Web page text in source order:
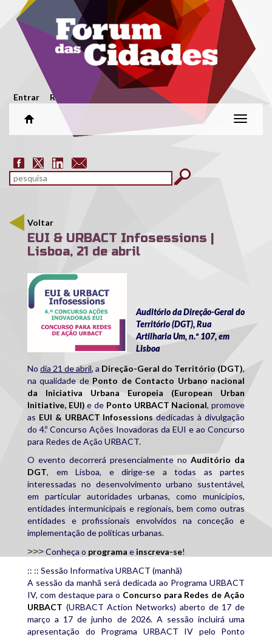
Passar para o conteúdo principal
Menu secundário
Entrar Registar
Alterar
Formulário de pesquisa
pesquisar
Voltar
EUI & URBACT Infosessions |
Lisboa, 21 de abril
eui_urbact_info.png
Auditório da Direção-Geral do
Território (DGT), Rua
Artilharia Um, n.º 107, em
Lisboa
No dia 21 de abril, a Direção-Geral do Território (DGT),
na qualidade de Ponto de Contacto Urbano nacional
da Iniciativa Urbana Europeia (European Urban
Initiative, EUI) e de Ponto URBACT Nacional, promove
as EUI & URBACT Infosessions dedicadas à divulgação
do 4.º Concurso Ações Inovadoras da EUI e ao Concurso
para Redes de Ação URBACT.
O evento decorrerá presencialmente no Auditório da
DGT, em Lisboa, e dirige-se a todas as partes
interessadas no desenvolvimento urbano sustentável,
em particular autoridades urbanas, como municípios,
entidades intermunicipais e regionais, bem como outras
entidades e profissionais envolvidos na conceção e
implementação de políticas urbanas.
>>>Conheça o programa e inscreva-se!
:: :: Sessão Informativa URBACT (manhã)
A sessão da manhã será dedicada ao Programa URBACT
IV, com destaque para o Concurso para Redes de Ação
URBACT (URBACT Action Networks) aberto de 17 de
março a 17 de junho de 2026. A sessão incluirá uma
apresentação do Programa URBACT IV pelo Ponto